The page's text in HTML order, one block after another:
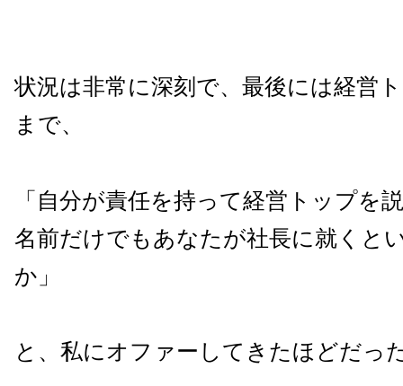
状況は非常に深刻で、最後には経営
まで、
「自分が責任を持って経営トップを
名前だけでもあなたが社長に就くと
か」
と、私にオファーしてきたほどだっ